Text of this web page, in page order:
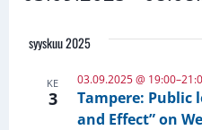
päivä.
syyskuu 2025
KE
3
Tampere: Public
and Effect” on
03.09.2025 @ 19:00–